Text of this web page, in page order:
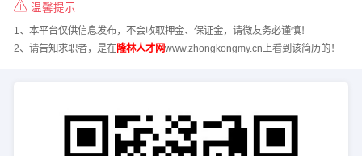
温馨提示
1、本平台仅供信息发布，不会收取押金、保证金，请微友务必谨慎！
2、请告知求职者，是在隆林人才网www.zhongkongmy.cn上看到该简历的！